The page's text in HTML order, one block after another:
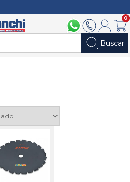
094 211 1122902 2902Mi cuenta
0
Buscar